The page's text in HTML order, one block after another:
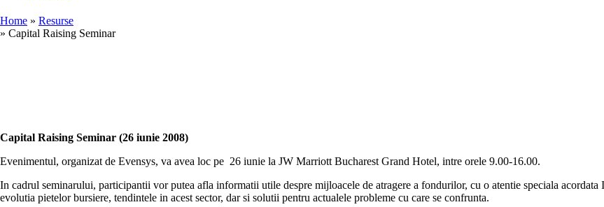
Home » Resurse
» Capital Raising Seminar
Capital Raising Seminar (26 iunie 2008)
Evenimentul, organizat de Evensys, va avea loc pe 26 iunie la JW Marriott Bucharest Grand Hotel, intre orele 9.00-16.00.
In cadrul seminarului, participantii vor putea afla informatii utile despre mijloacele de atragere a fondurilor, cu o atentie speciala
evolutia pietelor bursiere, tendintele in acest sector, dar si solutii pentru actualele probleme cu care se confrunta.